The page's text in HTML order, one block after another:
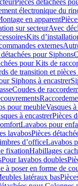
Pièces détachées
électronique du
en apparent
sur secteurAvec
Kits
externes
pour Siphons
pour Kits de
de transition et
Siphons à encastrer
Coudes de
pour meubleVasques
à encastrerPièces
Lavabos pour
lavabosPièces
dʼofficeLavabos
fixationHabillages
Pour lavabos doubles
à poser en forme de
latéraux bas